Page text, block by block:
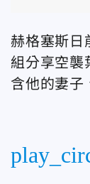
赫格塞斯日
組分享空襲
含他的妻子